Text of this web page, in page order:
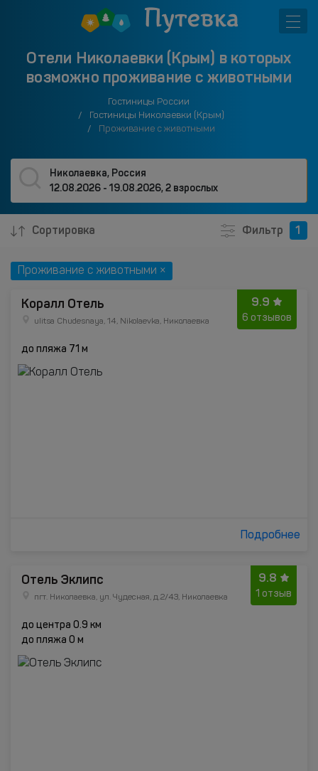
Отели Николаевки (Крым) в которых
возможно проживание с животными
Гостиницы России
Гостиницы Николаевки (Крым)
Проживание с животными
Николаевка, Россия
12.08.2026 - 19.08.2026,2 взрослых
Сортировка Фильтр 1
Проживание с животными ×
9.9
6 отзывов
Коралл Отель
ulitsa Chudesnaya, 14, Nikolaevka, Николаевка
до пляжа 71 м
Подробнее
9.8
1 отзыв
Отель Эклипс
пгт. Николаевка, ул. Чудесная, д.2/43, Николаевка
до центра 0.9 км
до пляжа 0 м